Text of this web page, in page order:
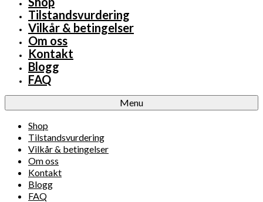
Tilstandsvurdering
Vilkår & betingelser
Om oss
Kontakt
Blogg
FAQ
Menu
Shop
Tilstandsvurdering
Vilkår & betingelser
Om oss
Kontakt
Blogg
FAQ